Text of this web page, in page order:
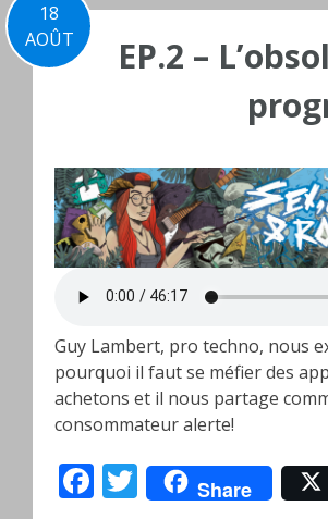
18
AOÛT
EP.2 –
Guy Lambert, pro techno, nous
pourquoi il faut se méfier des
achetons et il nous partage
consommateur alerte!
Facebook
Twitter
Share